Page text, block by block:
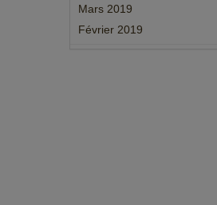
Mars 2019
Février 2019